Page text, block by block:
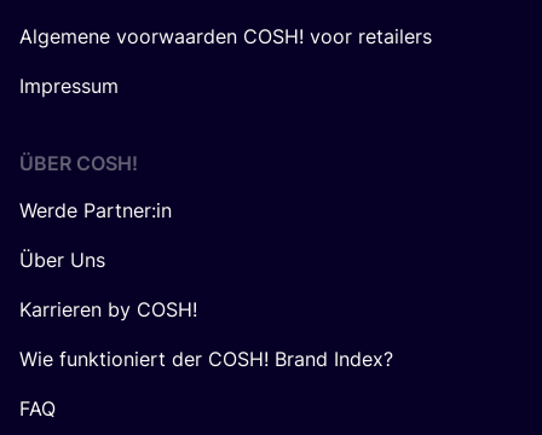
Algemene voorwaarden COSH! voor retailers
Impressum
ÜBER COSH!
Werde Partner:in
Über Uns
Karrieren by COSH!
Wie funktioniert der COSH! Brand Index?
FAQ